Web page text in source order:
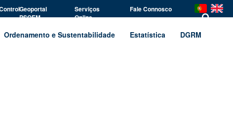
Geoportal
PSOEM
Serviços
Online
Fale Connosco
Ordenamento e Sustentabilidade Estatística DGRM